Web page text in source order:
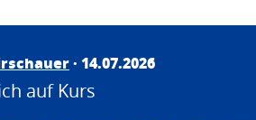
· 14.07.2026
auf Kurs